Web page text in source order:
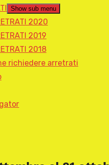
Show sub menu
2020
2019
2018
richiedere arretrati